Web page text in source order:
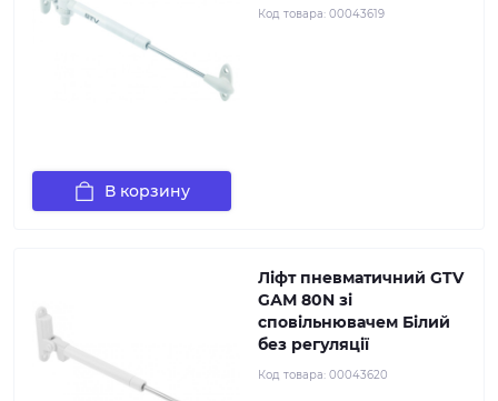
Код товара: 00043619
В корзину
Ліфт пневматичний GTV
GАМ 80N зі
сповільнювачем Білий
без регуляції
Код товара: 00043620